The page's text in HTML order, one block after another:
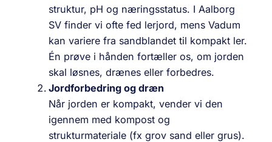
struktur, pH og næringsstatus. I Aalborg
SV finder vi ofte fed lerjord, mens Vadum
kan variere fra sandblandet til kompakt ler.
Én prøve i hånden fortæller os, om jorden
skal løsnes, drænes eller forbedres.
Jordforbedring og dræn
Når jorden er kompakt, vender vi den
igennem med kompost og
strukturmateriale (fx grov sand eller grus).